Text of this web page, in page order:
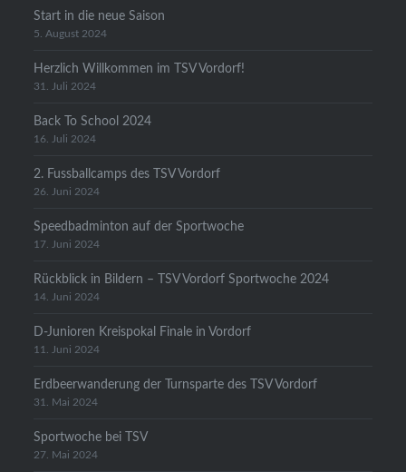
Start in die neue Saison
5. August 2024
Herzlich Willkommen im TSV Vordorf!
31. Juli 2024
Back To School 2024
16. Juli 2024
2. Fussballcamps des TSV Vordorf
26. Juni 2024
Speedbadminton auf der Sportwoche
17. Juni 2024
Rückblick in Bildern – TSV Vordorf Sportwoche 2024
14. Juni 2024
D-Junioren Kreispokal Finale in Vordorf
11. Juni 2024
Erdbeerwanderung der Turnsparte des TSV Vordorf
31. Mai 2024
Sportwoche bei TSV
27. Mai 2024